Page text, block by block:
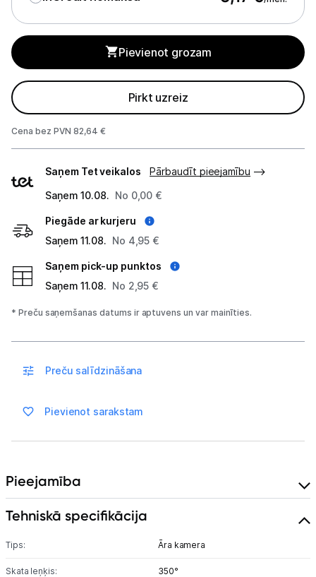
Elektrostacijas un saules paneļi
Zāles pļāvēji roboti
Sports un atpūta
Vēlmju saraksts
Piegāde un apmaksa
Kontakti
Pievienot grozam
Pirkt uzreiz
Cena bez PVN 82,64 €
veidi
Saņem Tet veikalos
Pārbaudīt pieejamību
Saņem 10.08. No 0,00 €
Piegāde ar kurjeru
Saņem 11.08. No 4,95 €
Saņem pick-up punktos
Saņem 11.08. No 2,95 €
* Preču saņemšanas datums ir aptuvens un var mainīties.
Preču salīdzināšana
Pievienot sarakstam
Pieejamība
Tehniskā specifikācija
Tips: Āra kamera
Skata leņķis: 350°